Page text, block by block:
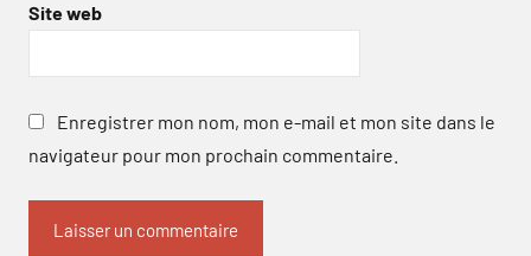
Site web
Enregistrer mon nom, mon e-mail et mon site dans le
navigateur pour mon prochain commentaire.